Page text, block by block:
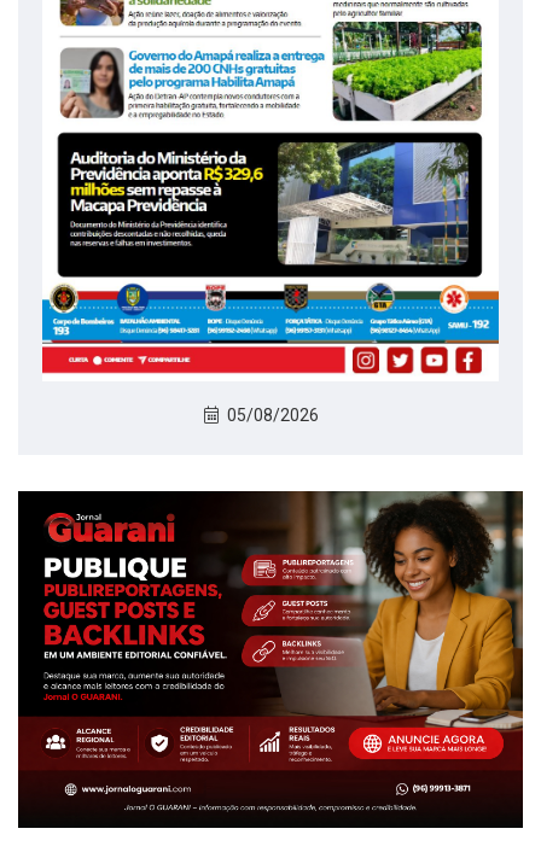
05/08/2026